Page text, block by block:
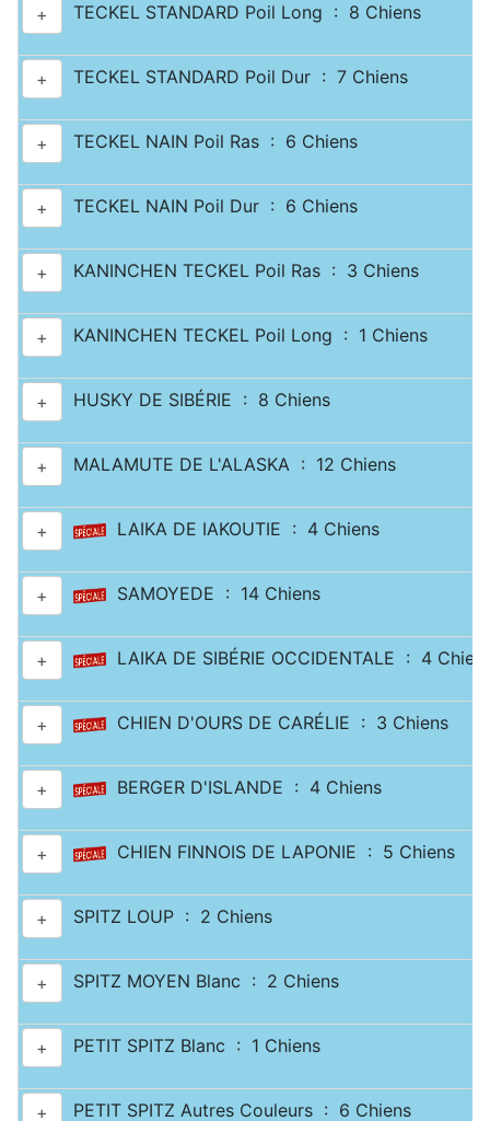
+ TECKEL STANDARD Poil Long : 8 Chiens
+ TECKEL STANDARD Poil Dur : 7 Chiens
+ TECKEL NAIN Poil Ras : 6 Chiens
+ TECKEL NAIN Poil Dur : 6 Chiens
+ KANINCHEN TECKEL Poil Ras : 3 Chiens
+ KANINCHEN TECKEL Poil Long : 1 Chiens
+ HUSKY DE SIBÉRIE : 8 Chiens
+ MALAMUTE DE L'ALASKA : 12 Chiens
+ LAIKA DE IAKOUTIE : 4 Chiens
+ SAMOYEDE : 14 Chiens
+ LAIKA DE SIBÉRIE OCCIDENTALE : 4
+ CHIEN D'OURS DE CARÉLIE : 3 Chiens
+ BERGER D'ISLANDE : 4 Chiens
+ CHIEN FINNOIS DE LAPONIE : 5 Chiens
+ SPITZ LOUP : 2 Chiens
+ SPITZ MOYEN Blanc : 2 Chiens
+ PETIT SPITZ Blanc : 1 Chiens
+ PETIT SPITZ Autres Couleurs : 6 Chiens